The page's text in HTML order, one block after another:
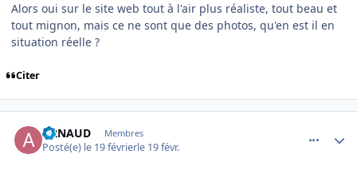
Alors oui sur le site web tout à l'air plus réaliste, tout beau et
tout mignon, mais ce ne sont que des photos, qu'en est il en
situation réelle ?
Citer
ARNAUD Membres
Posté(e) le 19 févrierle 19 févr.